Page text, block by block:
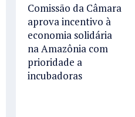
Comissão da Câmara
aprova incentivo à
economia solidária
na Amazônia com
prioridade a
incubadoras